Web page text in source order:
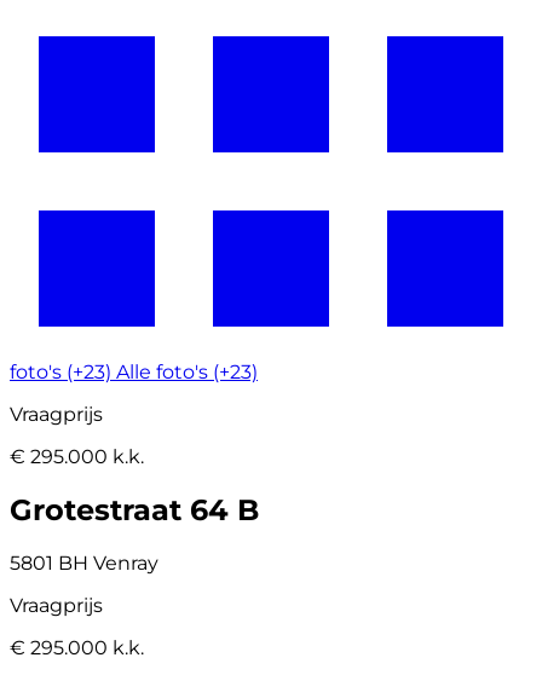
foto's (+23) Alle foto's (+23)
Vraagprijs
€ 295.000 k.k.
Grotestraat 64 B
5801 BH Venray
Vraagprijs
€ 295.000 k.k.